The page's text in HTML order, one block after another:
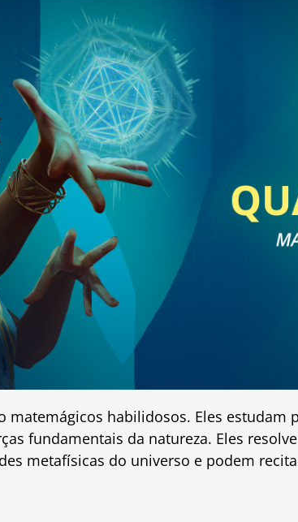
matemágicos habilidosos. Eles estudam
fundamentais da natureza. Eles
metafísicas do universo e podem